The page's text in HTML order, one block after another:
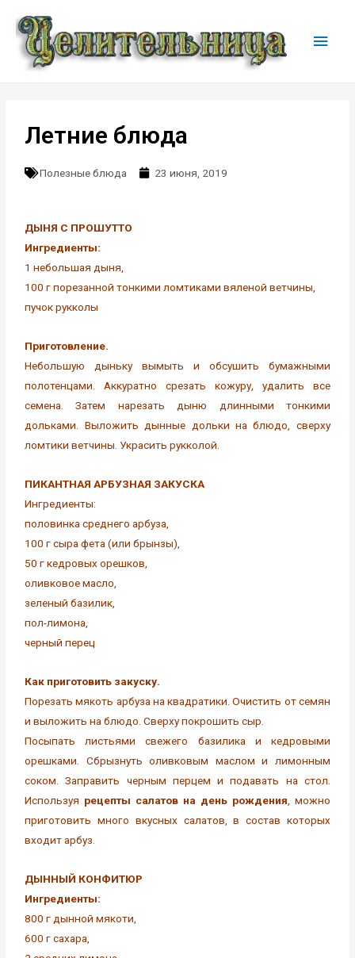
Летние блюда
Полезные блюда 23 июня, 2019
ДЫНЯ С ПРОШУТТО
Ингредиенты:
1 небольшая дыня,
100 г порезанной тонкими ломтиками вяленой ветчины,
пучок рукколы
Приготовление.
Небольшую дыньку вымыть и обсушить бумажными
полотенцами. Аккуратно срезать кожуру, удалить все
семена. Затем нарезать дыню длинными тонкими
дольками. Выложить дынные дольки на блюдо, сверху
ломтики ветчины. Украсить рукколой.
ПИКАНТНАЯ АРБУЗНАЯ ЗАКУСКА
Ингредиенты:
половинка среднего арбуза,
100 г сыра фета (или брынзы),
50 г кедровых орешков,
оливковое масло,
зеленый базилик,
пол-лимона,
черный перец
Как приготовить закуску.
Порезать мякоть арбуза на квадратики. Очистить от семян
и выложить на блюдо. Сверху покрошить сыр.
Посыпать листьями свежего базилика и кедровыми
орешками. Сбрызнуть оливковым маслом и лимонным
соком. Заправить черным перцем и подавать на стол.
Используя рецепты салатов на день рождения , можно
приготовить много вкусных салатов, в состав которых
входит арбуз.
ДЫННЫЙ КОНФИТЮР
Ингредиенты:
800 г дынной мякоти,
600 г сахара,